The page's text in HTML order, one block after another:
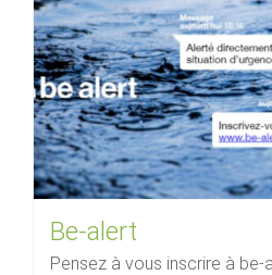
Be-alert
Pensez à vous inscrire à be-